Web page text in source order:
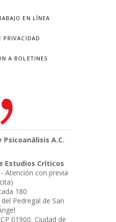
EN LÍNEA
PRIVACIDAD
A BOLETINES
A.C.
Estudios Críticos
Atención con previa
cita)
180
Pedregal de San
01900, Ciudad de